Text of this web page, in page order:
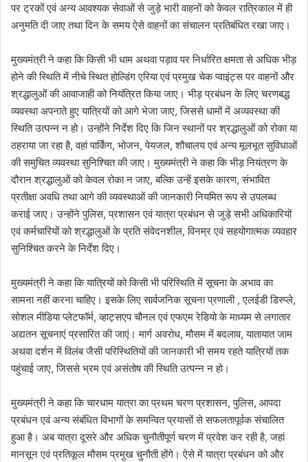
पर ट्रकों एवं अन्य आवश्यक सेवाओं से जुड़े भारी वाहनों को केवल रात्रिकाल में ही
अनुमति दी जाए तथा दिन के समय ऐसे वाहनों का संचालन प्रतिबंधित रखा जाए।
मुख्यमंत्री ने कहा कि किसी भी धाम अथवा पड़ाव पर निर्धारित क्षमता से अधिक भीड़
होने की स्थिति में नीचे स्थित होल्डिंग एरिया एवं प्रमुख चेक प्वाइंट्स पर वाहनों और
श्रद्धालुओं की आवाजाही को नियंत्रित किया जाए। भीड़ प्रबंधन के लिए चरणबद्ध
व्यवस्था अपनाते हुए यात्रियों को आगे भेजा जाए, जिससे धामों में अव्यवस्था की
स्थिति उत्पन्न न हो। उन्होंने निर्देश दिए कि जिन स्थानों पर श्रद्धालुओं को रोका या
ठहराया जा रहा है, वहां पार्किंग, भोजन, पेयजल, शौचालय एवं अन्य मूलभूत सुविधाओं
की समुचित व्यवस्था सुनिश्चित की जाए। मुख्यमंत्री ने कहा कि भीड़ नियंत्रण के
दौरान श्रद्धालुओं को केवल रोका न जाए, बल्कि उन्हें इसके कारण, संभावित
प्रतीक्षा अवधि तथा आगे की व्यवस्थाओं की जानकारी नियमित रूप से उपलब्ध
कराई जाए। उन्होंने पुलिस, प्रशासन एवं यात्रा प्रबंधन से जुड़े सभी अधिकारियों
एवं कर्मचारियों को श्रद्धालुओं के प्रति संवेदनशील, विनम्र एवं सहयोगात्मक व्यवहार
सुनिश्चित करने के निर्देश दिए।
मुख्यमंत्री ने कहा कि यात्रियों को किसी भी परिस्थिति में सूचना के अभाव का
सामना नहीं करना चाहिए। इसके लिए सार्वजनिक सूचना प्रणाली , एलईडी डिस्प्ले,
सोशल मीडिया प्लेटफॉर्म, व्हाट्सएप चौनल एवं एफएम रेडियो के माध्यम से लगातार
अद्यतन सूचनाएं प्रसारित की जाएं। मार्ग अवरोध, मौसम में बदलाव, यातायात जाम
अथवा दर्शन में विलंब जैसी परिस्थितियों की जानकारी भी समय रहते यात्रियों तक
पहुंचाई जाए, जिससे भ्रम एवं असंतोष की स्थिति उत्पन्न न हो।
मुख्यमंत्री ने कहा कि चारधाम यात्रा का प्रथम चरण प्रशासन, पुलिस, आपदा
प्रबंधन एवं अन्य संबंधित विभागों के समन्वित प्रयासों से सफलतापूर्वक संचालित
हुआ है। अब यात्रा दूसरे और अधिक चुनौतीपूर्ण चरण में प्रवेश कर रही है, जहां
मानसून एवं प्रतिकूल मौसम प्रमुख चुनौती होंगे। ऐसे में यात्रा प्रबंधन को और